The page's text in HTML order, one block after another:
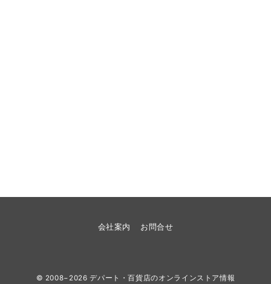
会社案内 お問合せ
© 2008−2026デパート・百貨店のオンラインストア情報